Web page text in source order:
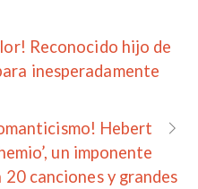
Reconocido hijo de
inesperadamente
Hebert
un imponente
20 canciones y grandes